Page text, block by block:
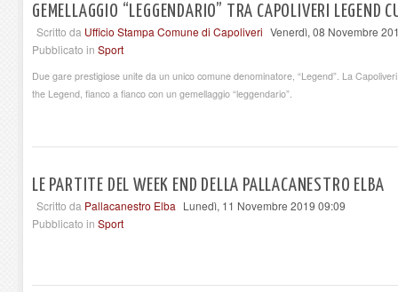
GEMELLAGGIO “LEGGENDARIO” TRA CAPOLIVERI LEGEND
Scritto da Ufficio Stampa Comune di Capoliveri Venerdì, 08 Novembre
Pubblicato in Sport
Due gare prestigiose unite da un unico comune denominatore, “Legend”. La
the Legend, fianco a fianco con un gemellaggio “leggendario”.
LE PARTITE DEL WEEK END DELLA PALLACANESTRO ELBA
Scritto da Pallacanestro Elba Lunedì, 11 Novembre 2019 09:09
Pubblicato in Sport